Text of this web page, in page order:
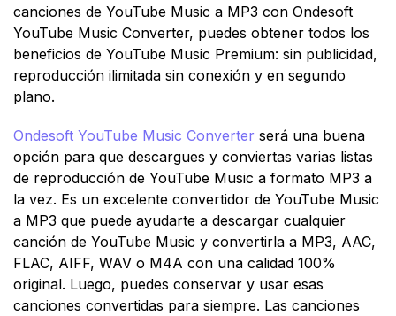
canciones de YouTube Music a MP3 con Ondesoft
YouTube Music Converter, puedes obtener todos los
beneficios de YouTube Music Premium: sin publicidad,
reproducción ilimitada sin conexión y en segundo
plano.
Ondesoft YouTube Music Converter será una buena
opción para que descargues y conviertas varias listas
de reproducción de YouTube Music a formato MP3 a
la vez. Es un excelente convertidor de YouTube Music
a MP3 que puede ayudarte a descargar cualquier
canción de YouTube Music y convertirla a MP3, AAC,
FLAC, AIFF, WAV o M4A con una calidad 100%
original. Luego, puedes conservar y usar esas
canciones convertidas para siempre. Las canciones